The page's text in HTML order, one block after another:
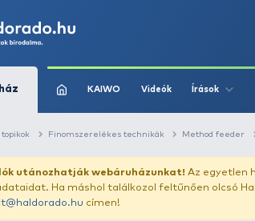
Áruház KAIWO Videók
Írás topikok Finomszerelékes technikák